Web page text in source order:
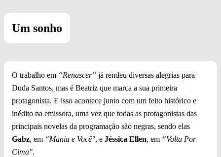
Um sonho
O trabalho em “Renascer” já rendeu diversas alegrias para
Duda Santos, mas é Beatriz que marca a sua primeira
protagonista. E isso acontece junto com um feito histórico e
inédito na emissora, uma vez que todas as protagonistas das
principais novelas da programação são negras, sendo elas
Gabz, em “Mania e Você", e Jéssica Ellen, em “Volta Por
Cima".